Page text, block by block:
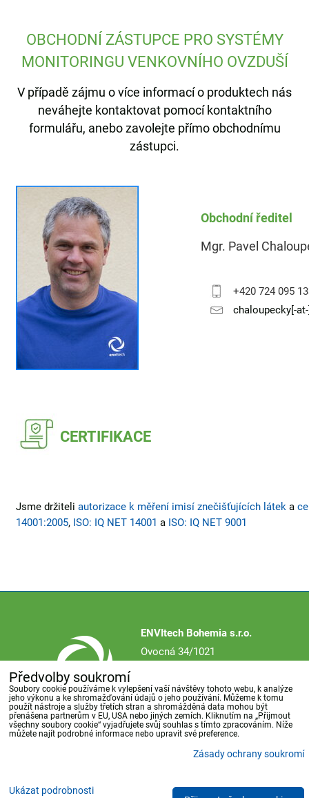
OBCHODNÍ ZÁSTUPCE PRO SYSTÉMY
MONITORINGU VENKOVNÍHO OVZDUŠÍ
V případě zájmu o více informací o produktech nás
neváhejte kontaktovat pomocí kontaktního
formulářu, anebo zavolejte přímo obchodnímu
zástupci.
Obchodní ředitel
Mgr. Pavel
+420 724 095
chaloupecky[-
CERTIFIKACE
Jsme držiteli autorizace k měření imisí znečišťujících látek a
14001:2005, ISO: IQ NET 14001 a ISO: IQ NET 9001
ENVItech Bohemia s.r.o.
Ovocná 34/1021
Česká republika
Novinky Akce Kontakt
Předvolby soukromí
Soubory cookie používáme k vylepšení vaší návštěvy tohoto webu, k analýze
jeho výkonu a ke shromažďování údajů o jeho používání. Můžeme k tomu
použít nástroje a služby třetích stran a shromážděná data mohou být
přenášena partnerům v EU, USA nebo jiných zemích. Kliknutím na „Přijmout
všechny soubory cookie“ vyjadřujete svůj souhlas s tímto zpracováním. Níže
můžete najít podrobné informace nebo upravit své preference.
Zásady ochrany soukromí
Ukázat podrobnosti